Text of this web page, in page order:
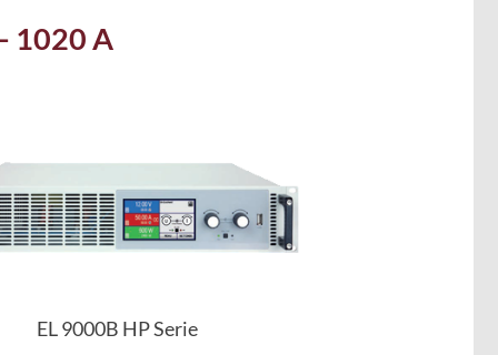
1020 A
EL 9000B HP Serie